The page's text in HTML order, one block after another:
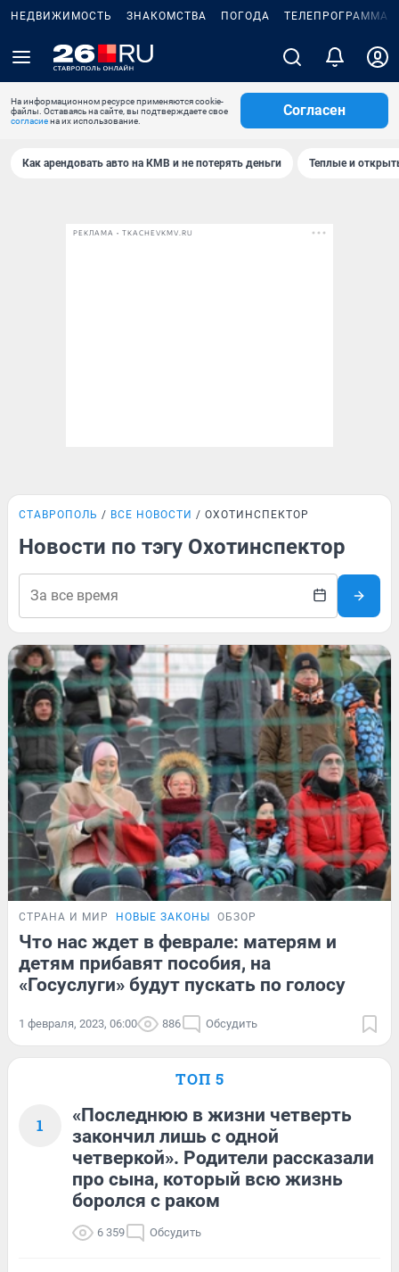
НЕДВИЖИМОСТЬ ЗНАКОМСТВА ПОГОДА ТЕЛЕПРОГРАММА
На информационном ресурсе применяются cookie-
файлы. Оставаясь на сайте, вы подтверждаете свое
согласиена их использование.
Согласен
Как арендовать авто на КМВ и не потерять деньги Теплые и
РЕКЛАМА • TKACHEVKMV.RU
СТАВРОПОЛЬ ВСЕ НОВОСТИ ОХОТИНСПЕКТОР
Новости по тэгу Охотинспектор
СТРАНА И МИР НОВЫЕ ЗАКОНЫ ОБЗОР
Что нас ждет в феврале: матерям и
детям прибавят пособия, на
«Госуслуги» будут пускать по голосу
1 февраля, 2023, 06:00 886 Обсудить
ТОП 5
1
«Последнюю в жизни четверть
закончил лишь с одной
четверкой». Родители рассказали
про сына, который всю жизнь
боролся с раком
6 359 Обсудить